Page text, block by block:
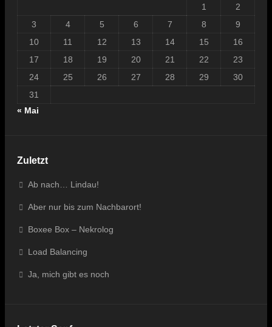
1
2
3
4 5 6 7 8
9
10
11 12 13 14 15
16
17
18 19 20 21 22
23
24
25 26 27 28 29
30
31
« Mai
Zuletzt
Ab nach… Lindau!
Aber nur bis zum Nachbarort!
Boxee Box – Nekrolog
Load Balancing
Ja, mich gibt es noch